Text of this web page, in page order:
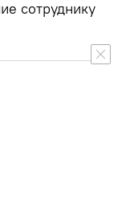
сотруднику